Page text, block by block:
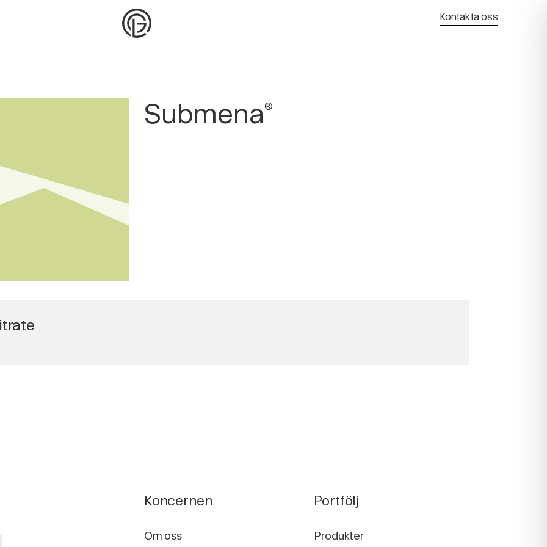
Kontakta oss
Submena®
Koncernen
Om oss
Portfölj
Produkter